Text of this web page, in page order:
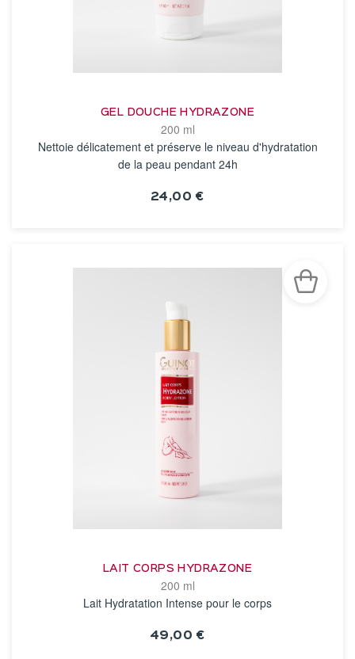
GEL DOUCHE HYDRAZONE
200 ml
Nettoie délicatement et préserve le niveau d'hydratation
de la peau pendant 24h
24,00 €
LAIT CORPS HYDRAZONE
200 ml
Lait Hydratation Intense pour le corps
49,00 €